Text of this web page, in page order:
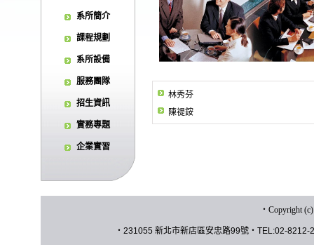
系所簡介
課程規劃
系所設備
服務團隊
招生資訊
實務專題
企業實習
林秀芬
陳禔銨
‧ Copyright
‧ 231055 新北市新店區安忠路99號‧ TEL:02-8212-